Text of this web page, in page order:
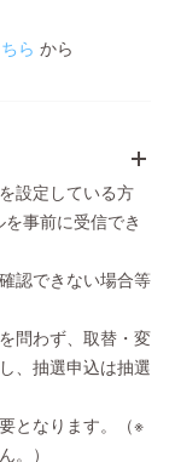
ら から
設定している方
事前に受信でき
認できない場合等
問わず、取替・変
、抽選申込は抽選
となります。（※
。）